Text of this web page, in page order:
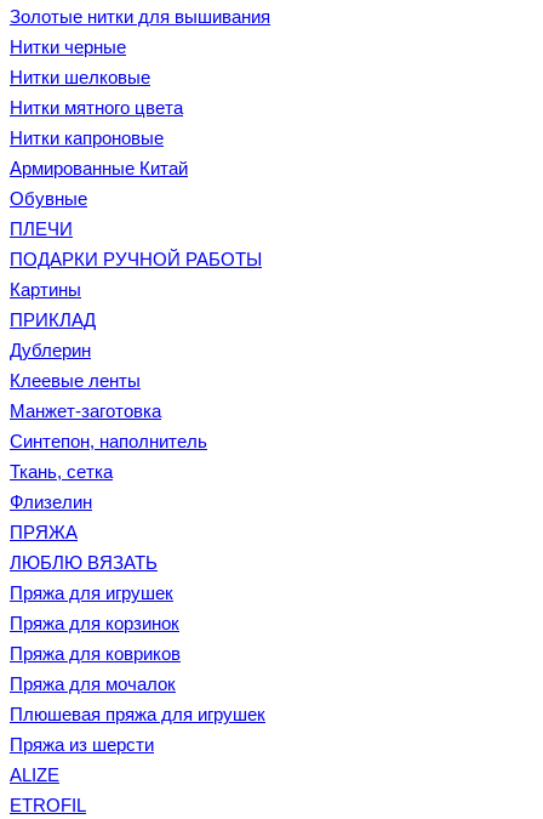
Золотые нитки для вышивания
Нитки черные
Нитки шелковые
Нитки мятного цвета
Нитки капроновые
Армированные Китай
Обувные
ПЛЕЧИ
ПОДАРКИ РУЧНОЙ РАБОТЫ
Картины
ПРИКЛАД
Дублерин
Клеевые ленты
Манжет-заготовка
Синтепон, наполнитель
Ткань, сетка
Флизелин
ПРЯЖА
ЛЮБЛЮ ВЯЗАТЬ
Пряжа для игрушек
Пряжа для корзинок
Пряжа для ковриков
Пряжа для мочалок
Плюшевая пряжа для игрушек
Пряжа из шерсти
ALIZE
ETROFIL